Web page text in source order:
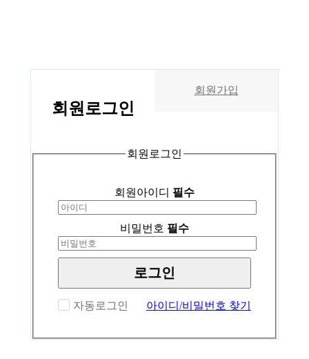
회원 로그인
회원가입
회원로그인
회원아이디 필수
비밀번호 필수
로그인
자동로그인 아이디/비밀번호 찾기